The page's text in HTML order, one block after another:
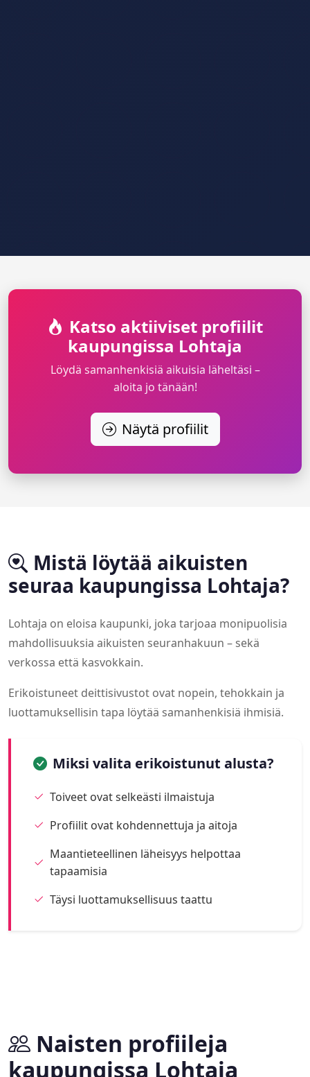
Katso aktiiviset profiilit
kaupungissa Lohtaja
Löydä samanhenkisiä aikuisia läheltäsi –
aloita jo tänään!
Näytä profiilit
Mistä löytää aikuisten
seuraa kaupungissa Lohtaja?
Lohtaja on eloisa kaupunki, joka tarjoaa monipuolisia
mahdollisuuksia aikuisten seuranhakuun – sekä
verkossa että kasvokkain.
Erikoistuneet deittisivustot ovat nopein, tehokkain ja
luottamuksellisin tapa löytää samanhenkisiä ihmisiä.
Miksi valita erikoistunut alusta?
Toiveet ovat selkeästi ilmaistuja
Profiilit ovat kohdennettuja ja aitoja
Maantieteellinen läheisyys helpottaa
tapaamisia
Täysi luottamuksellisuus taattu
Naisten profiileja
kaupungissa Lohtaja